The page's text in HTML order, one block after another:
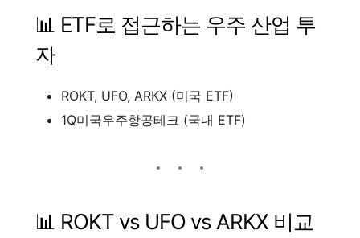
📊 ETF로 접근하는 우주 산업 투
자
ROKT, UFO, ARKX (미국 ETF)
1Q미국우주항공테크 (국내 ETF)
📊 ROKT vs UFO vs ARKX 비교